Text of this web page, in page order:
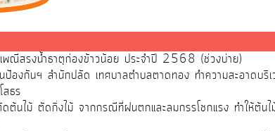
เพณีสรงน้ำธาตุก่องข้าวน้อย ประจำปี 2568 (ช่วงบ่าย)
องกันฯ สำนักปลัด เทศบาลตำบลตาดทอง ทำความสะอาดบริ
ธร
ต้นไม้ ตัดกิ่งไม้ จากกรณีที่ฝนตกและลมกรรโชกแรง ทำให้ต้น